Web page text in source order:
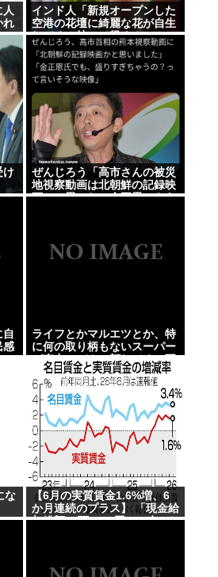
人
れ
インド人「新規オープンした
空港の花壇に綺麗な花が自生
してる！持って帰ろ！」
け
ぜんじろう「高市さんの被災
地視察動画は北朝鮮の記録映
画かと思った。金正恩でもあ
自
感
ライフとかマルエツとか、特
に何の取り柄もないスーパー
が東京でデカい顔してるの不
思議だよな、普通OK行くだ
ろ
な
【6月の実質賃金1.6%増、6
か月連続のプラス】 「現金給
与総額53万1677円」34年3カ